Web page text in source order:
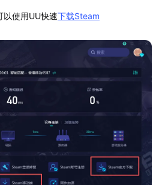
以使用UU快速下载Steam